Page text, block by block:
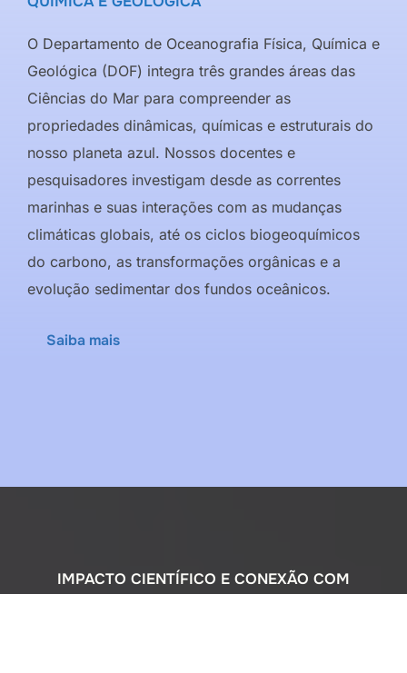
O Departamento de Oceanografia Física, Química e
Geológica (DOF) integra três grandes áreas das
Ciências do Mar para compreender as
propriedades dinâmicas, químicas e estruturais do
nosso planeta azul. Nossos docentes e
pesquisadores investigam desde as correntes
marinhas e suas interações com as mudanças
climáticas globais, até os ciclos biogeoquímicos
do carbono, as transformações orgânicas e a
evolução sedimentar dos fundos oceânicos.
Saiba mais
IMPACTO CIENTÍFICO E CONEXÃO COM
A SOCIEDADE